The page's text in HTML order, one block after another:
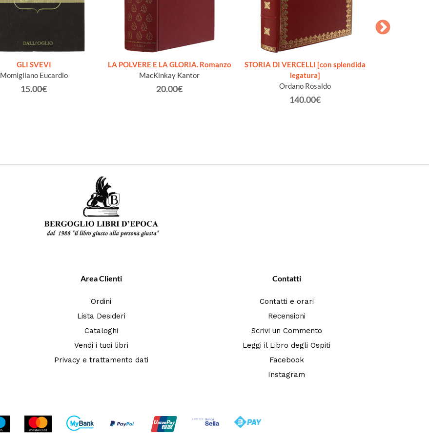
GLI SVEVI
Momigliano Eucardio
15.00€
LA POLVERE E LA GLORIA. Romanzo
MacKinkay Kantor
20.00€
STORIA DI VERCELLI [con splendida
legatura]
Ordano Rosaldo
140.00€
Area Clienti
Ordini
Lista Desideri
Cataloghi
Vendi i tuoi libri
Privacy e trattamento dati
Contatti
Contatti e orari
Recensioni
Scrivi un Commento
Leggi il Libro degli Ospiti
Facebook
Instagram